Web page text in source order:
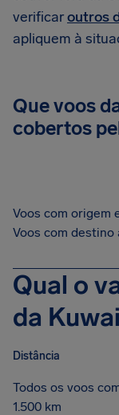
verificaroutros
apliquem à
Que voos
cobertos
Voos com origem
Voos com destino
Qual o
da
Distância
Todos os voos
1.500 km